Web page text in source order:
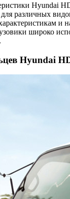
Hyundai
различных
и
широко
Hyundai